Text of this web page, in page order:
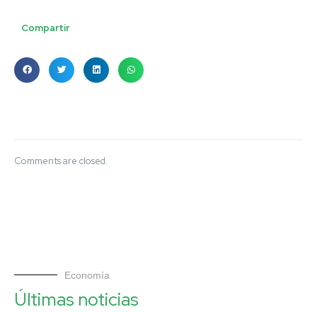
Compartir
Comments are closed.
Economía
Últimas noticias